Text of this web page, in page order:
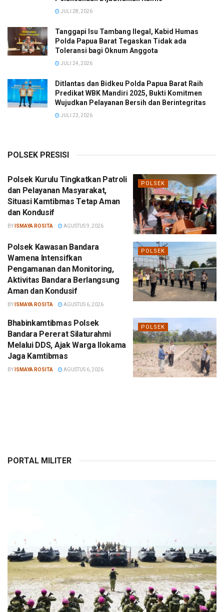
JULI 28, 2026
Tanggapi Isu Tambang Ilegal, Kabid Humas
Polda Papua Barat Tegaskan Tidak ada
Toleransi bagi Oknum Anggota
JULI 24, 2026
Ditlantas dan Bidkeu Polda Papua Barat Raih
Predikat WBK Mandiri 2025, Bukti Komitmen
Wujudkan Pelayanan Bersih dan Berintegritas
JULI 23, 2026
POLSEK PRESISI
POLSEK
Polsek Kurulu Tingkatkan Patroli
dan Pelayanan Masyarakat,
Situasi Kamtibmas Tetap Aman
dan Kondusif
BY ISMAYA ROSITA AGUSTUS 9, 2026
POLSEK
Polsek Kawasan Bandara
Wamena Intensifkan
Pengamanan dan Monitoring,
Aktivitas Bandara Berlangsung
Aman dan Kondusif
BY ISMAYA ROSITA AGUSTUS 6, 2026
POLSEK
Bhabinkamtibmas Polsek
Bandara Pererat Silaturahmi
Melalui DDS, Ajak Warga Ilokama
Jaga Kamtibmas
BY ISMAYA ROSITA AGUSTUS 6, 2026
PORTAL MILITER